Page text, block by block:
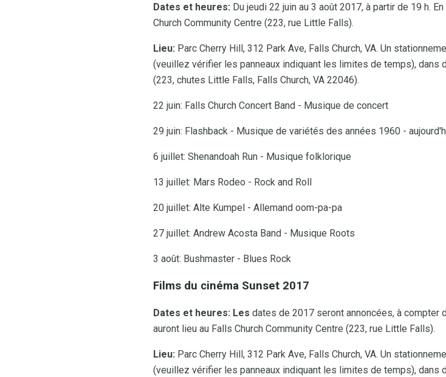
Dates et heures: Du jeudi 22 juin au 3 août 2017, à partir de 19 h.
Church Community Centre (223, rue Little Falls).
Lieu: Parc Cherry Hill, 312 Park Ave, Falls Church, VA. Un
(veuillez vérifier les panneaux indiquant les limites de temps), dans
(223, chutes Little Falls, Falls Church, VA 22046).
22 juin: Falls Church Concert Band - Musique de concert
29 juin: Flashback - Musique de variétés des années 1960 -
6 juillet: Shenandoah Run - Musique folklorique
13 juillet: Mars Rodeo - Rock and Roll
20 juillet: Alte Kumpel - Allemand oom-pa-pa
27 juillet: Andrew Acosta Band - Musique Roots
3 août: Bushmaster - Blues Rock
Films du cinéma Sunset 2017
Dates et heures: Les dates de 2017 seront annoncées, à compter
auront lieu au Falls Church Community Centre (223, rue Little Falls).
Lieu: Parc Cherry Hill, 312 Park Ave, Falls Church, VA. Un
(veuillez vérifier les panneaux indiquant les limites de temps), dans